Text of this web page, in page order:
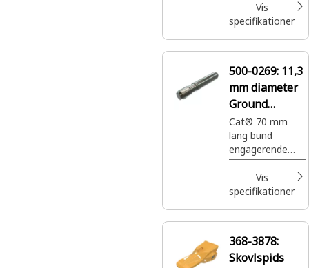
Vis
specifikationer
500-0269: 11,3
mm diameter
Ground
Engagerende
værktøjsstift
Cat® 70 mm
lang bund
engagerende
værktøjsstift til
stubskovl
Vis
specifikationer
368-3878:
Skovlspids